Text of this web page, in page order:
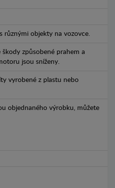
různými objekty na vozovce.
způsobené prahem a
jsou sníženy.
vyrobené z plastu nebo
objednaného výrobku, můžete